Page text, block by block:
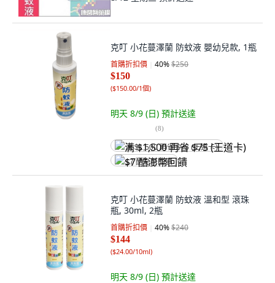
克叮 小花蔓澤蘭 防蚊液 嬰幼兒款, 1瓶
首購折扣價 40%$250
$150
($150.00/1個)
明天 8/9 (日) 預計送達
(8)
满 $1,500 再省 $75 (王道卡)
$7 酷澎幣回饋
克叮 小花蔓澤蘭 防蚊液 溫和型 滾珠
瓶, 30ml, 2瓶
首購折扣價 40%$240
$144
($24.00/10ml)
明天 8/9 (日) 預計送達